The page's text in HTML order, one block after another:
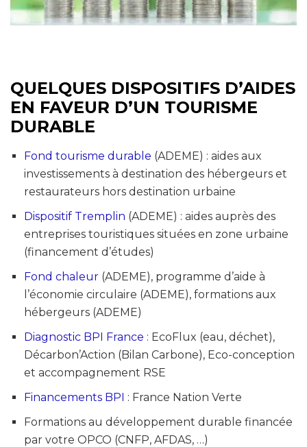
QUELQUES DISPOSITIFS D’AIDES
EN FAVEUR D’UN TOURISME
DURABLE
Fond tourisme durable (ADEME) : aides aux
investissements à destination des hébergeurs et
restaurateurs hors destination urbaine
Dispositif Tremplin (ADEME) : aides auprès des
entreprises touristiques situées en zone urbaine
(financement d’études)
Fond chaleur (ADEME), programme d’aide à
l’économie circulaire (ADEME), formations aux
hébergeurs (ADEME)
Diagnostic BPI France : EcoFlux (eau, déchet),
Décarbon’Action (Bilan Carbone), Eco-conception
et accompagnement RSE
Financements BPI : France Nation Verte
Formations au développement durable financée
par votre OPCO (CNFP, AFDAS, …)